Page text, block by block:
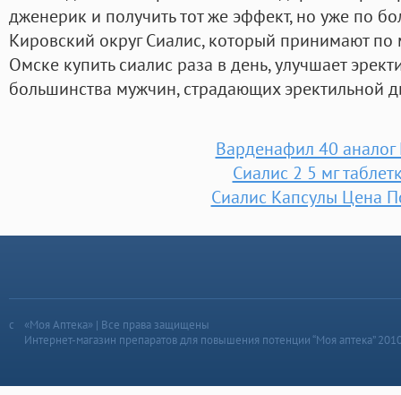
дженерик и получить тот же эффект, но уже по
Кировский округ Сиалис, который принимают по
Омске купить сиалис раза в день, улучшает
большинства мужчин, страдающих эректильной
Варденафил 40 аналог
Сиалис 2 5 мг
Сиалис Капсулы Цена
«Моя Аптека» | Все права защищены
Интернет-магазин препаратов для повышения потенции “Моя аптека”